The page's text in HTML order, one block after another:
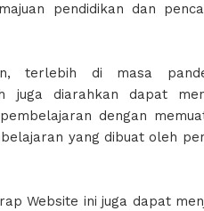
pendidikan dan
terlebih di masa
juga diarahkan dapat
dengan
yang dibuat oleh
Website ini juga dapat